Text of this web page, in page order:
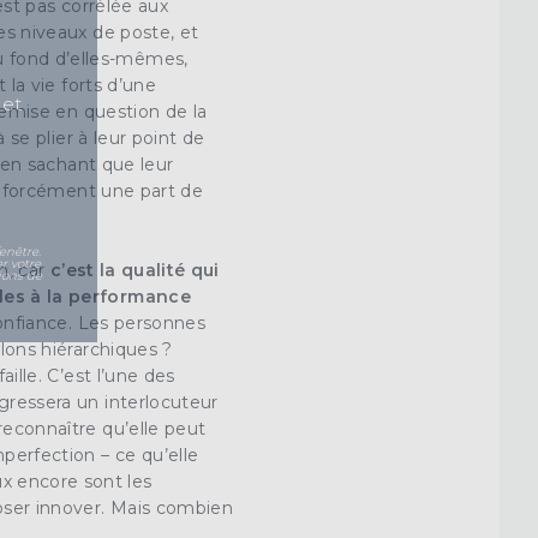
pas corrélée aux
niveaux de poste, et
d’elles-mêmes,
la vie forts d’une
en question de la
se plier à leur point de
sachant que leur
forcément une part de
car c’est la qualité qui
à la performance
Les personnes
hiérarchiques ?
C’est l’une des
un interlocuteur
qu’elle peut
– ce qu’elle
encore sont les
innover. Mais combien
et
votre
de